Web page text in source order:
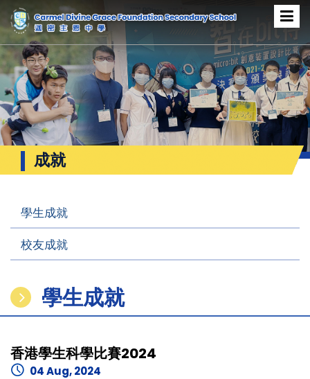
成就
學生成就
校友成就
學生成就
香港學生科學比賽2024
04 Aug, 2024